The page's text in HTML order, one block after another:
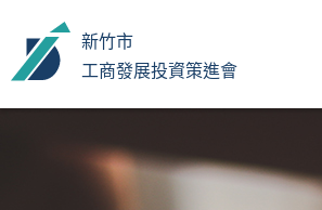
新竹市
工商發展投資策進會